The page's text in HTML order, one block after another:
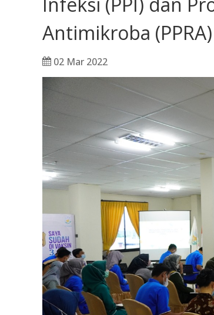
Antimikroba
02 Mar 2022